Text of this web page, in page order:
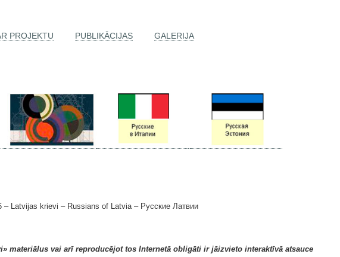
PROJEKTU PUBLIKĀCIJAS GALERIJA
krievi – Russians of Latvia – Русские Латвии
materiālus vai arī reproducējot tos Internetā obligāti ir jāizvieto interaktīvā atsauce